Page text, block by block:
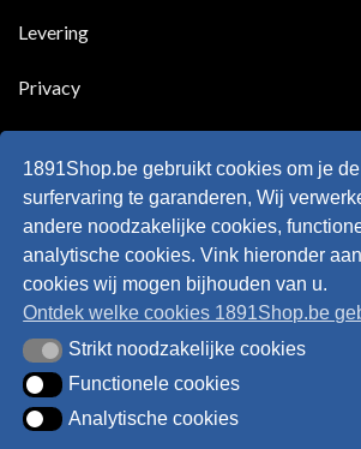
tegen
Haaland,
Europese
Levering
Privacy
Retourneren
Algemene voorwaarden
1891Shop.be gebruikt cookies om je
surfervaring te garanderen, Wij
andere noodzakelijke cookies,
analytische cookies. Vink hieronder
cookies wij mogen bijhouden van u.
Ontdek welke cookies 1891Shop.be
Strikt noodzakelijke cookies
Strikt noodzakelijke cookies
Functionele cookies
Functionele cookies
Analytische cookies
Analytische cookies